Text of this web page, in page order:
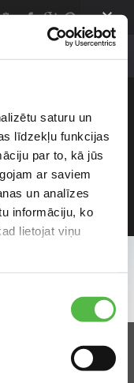
saturu un
līdzekļu funkcijas
par to, kā jūs
ar saviem
un analīzes
informāciju, ko
lietojat viņu
670 629 29
Lat